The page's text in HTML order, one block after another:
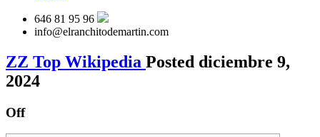
646 81 95 96
info@elranchitodemartin.com
ZZ Top Wikipedia Posted diciembre 9,
2024
Off